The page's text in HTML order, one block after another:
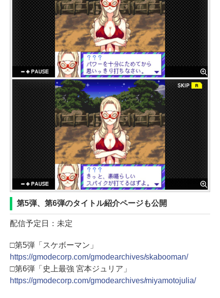
第5弾、第6弾のタイトル紹介ページも公開
配信予定日：未定
□第5弾「スケボーマン」
https://gmodecorp.com/gmodearchives/skabooman/
□第6弾「史上最強 宮本ジュリア」
https://gmodecorp.com/gmodearchives/miyamotojulia/